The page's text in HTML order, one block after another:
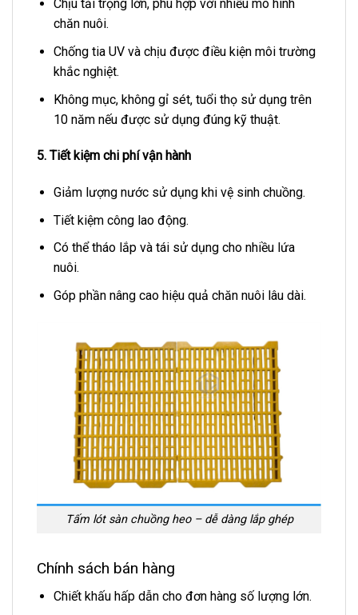
Chịu tải trọng lớn, phù hợp với nhiều mô hình
chăn nuôi.
Chống tia UV và chịu được điều kiện môi trường
khắc nghiệt.
Không mục, không gỉ sét, tuổi thọ sử dụng trên
10 năm nếu được sử dụng đúng kỹ thuật.
5. Tiết kiệm chi phí vận hành
Giảm lượng nước sử dụng khi vệ sinh chuồng.
Tiết kiệm công lao động.
Có thể tháo lắp và tái sử dụng cho nhiều lứa
nuôi.
Góp phần nâng cao hiệu quả chăn nuôi lâu dài.
Tấm lót sàn chuồng heo – dễ dàng lắp ghép
Chính sách bán hàng
Chiết khấu hấp dẫn cho đơn hàng số lượng lớn.